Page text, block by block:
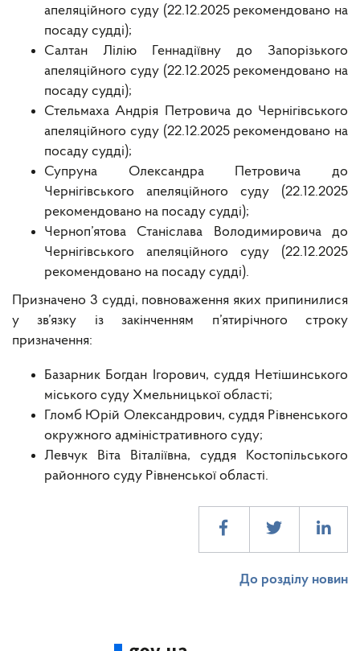
апеляційного суду (22.12.2025 рекомендовано на
посаду судді);
Салтан Лілію Геннадіївну до Запорізького
апеляційного суду (22.12.2025 рекомендовано на
посаду судді);
Стельмаха Андрія Петровича до Чернігівського
апеляційного суду (22.12.2025 рекомендовано на
посаду судді);
Супруна Олександра Петровича до
Чернігівського апеляційного суду (22.12.2025
рекомендовано на посаду судді);
Черноп’ятова Станіслава Володимировича до
Чернігівського апеляційного суду (22.12.2025
рекомендовано на посаду судді).
Призначено 3 судді, повноваження яких припинилися
у зв’язку із закінченням п’ятирічного строку
призначення:
Базарник Богдан Ігорович, суддя Нетішинського
міського суду Хмельницької області;
Гломб Юрій Олександрович, суддя Рівненського
окружного адміністративного суду;
Левчук Віта Віталіївна, суддя Костопільського
районного суду Рівненської області.
До розділу новин